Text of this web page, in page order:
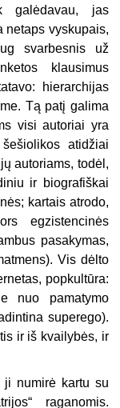
galėdavau, jas
netaps vyskupais,
svarbesnis už
klausimus
hierarchijas
Tą patį galima
visi autoriai yra
atidžiai
autoriams, todėl,
ir biografiškai
kartais atrodo,
egzistencinės
pasakymas,
Vis dėlto
popkultūra:
nuo pamatymo
superego).
ir iš kvailybės, ir
numirė kartu su
raganomis.